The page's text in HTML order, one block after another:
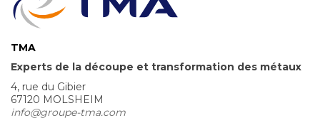
TMA
Experts de la découpe et transformation des métaux
4, rue du Gibier
67120 MOLSHEIM
info@groupe-tma.com